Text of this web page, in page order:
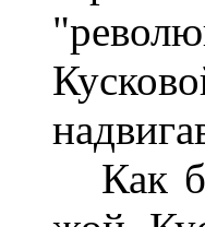
Как